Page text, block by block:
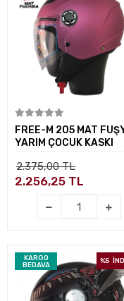
Sepete Ekle
FREE-M 205 MAT
YARIM ÇOCUK KASKI
2.375,00 TL
2.256,25 TL
KARGO
BEDAVA
%5